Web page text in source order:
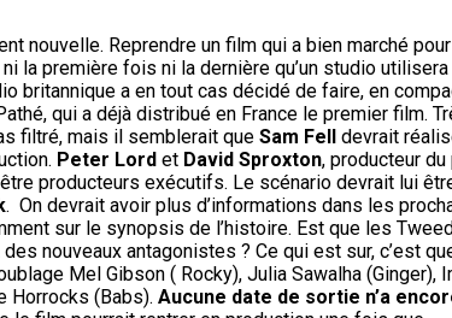
nouvelle. Reprendre un film qui a bien marché
ni la première fois ni la dernière qu’un studio
britannique a en tout cas décidé de faire, en
qui a déjà distribué en France le premier film.
filtré, mais il semblerait que Sam Fell devrait
Peter Lord et David Sproxton, producteur
producteurs exécutifs. Le scénario devrait lui
. On devrait avoir plus d’informations dans les
sur le synopsis de l’histoire. Est que les
nouveaux antagonistes ? Ce qui est sur, c’est
Mel Gibson ( Rocky), Julia Sawalha (Ginger),
Horrocks (Babs). Aucune date de sortie n’a